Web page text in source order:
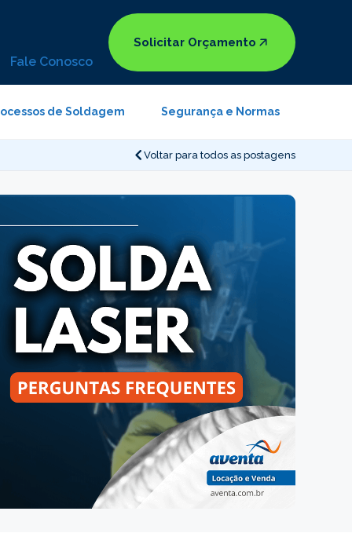
Fale Conosco
Solicitar Orçamento
de Soldagem Segurança e Normas
Voltar para todos as postagens